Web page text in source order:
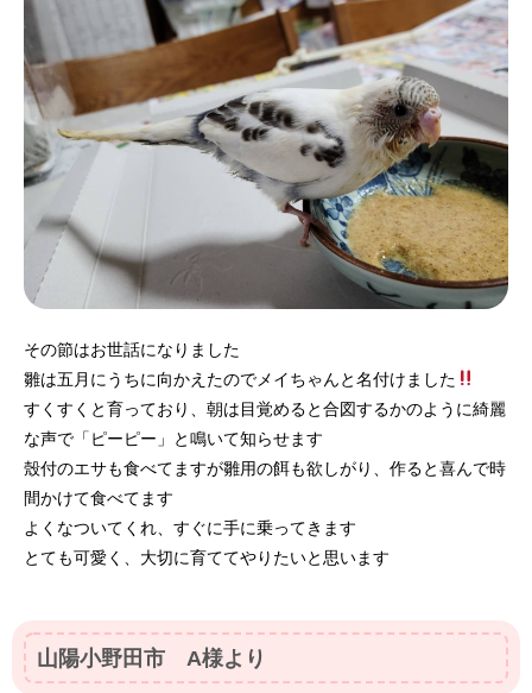
その節はお世話になりました
雛は五月にうちに向かえたのでメイちゃんと名付けました
すくすくと育っており、朝は目覚めると合図するかのように綺麗
な声で「ピーピー」と鳴いて知らせます
殼付のエサも食べてますが雛用の餌も欲しがり、作ると喜んで時
間かけて食べてます
よくなついてくれ、すぐに手に乗ってきます
とても可愛く、大切に育ててやりたいと思います
山陽小野田市 A様より